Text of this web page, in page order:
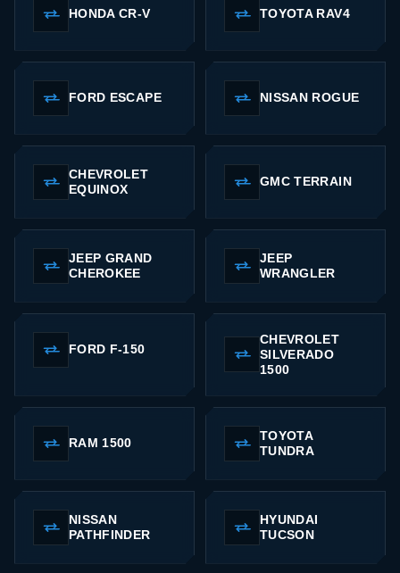
HONDA CR-V TOYOTA RAV4
FORD ESCAPE NISSAN ROGUE
CHEVROLET
EQUINOX
GMC TERRAIN
JEEP GRAND
CHEROKEE
JEEP
WRANGLER
FORD F-150
CHEVROLET
SILVERADO
1500
RAM 1500
TOYOTA
TUNDRA
NISSAN
PATHFINDER
HYUNDAI
TUCSON